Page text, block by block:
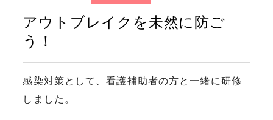
アウトブレイクを未然に防ご
う！
感染対策として、看護補助者の方と一緒に研修
しました。